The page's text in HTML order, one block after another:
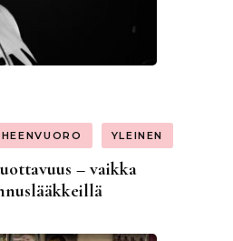
YLEINEN
– vaikka